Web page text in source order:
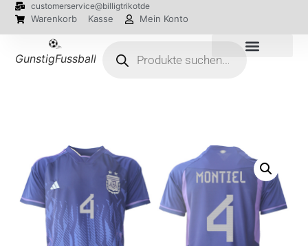
customerservice@billigtrikotde
Warenkorb Kasse Mein Konto
GunstigFussballTrikot